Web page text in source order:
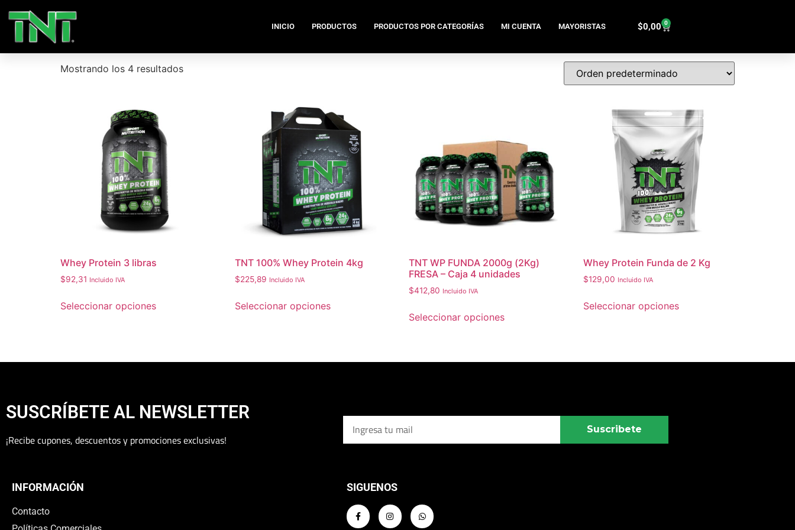
INICIO PRODUCTOS PRODUCTOS POR CATEGORÍAS MI CUENTA MAYORISTAS $0,00 0
Alimentacion
Mostrando los 4 resultados
Whey Protein 3 libras
$92,31 Incluido IVA
Seleccionar opciones
TNT 100% Whey Protein 4kg
$225,89 Incluido IVA
Seleccionar opciones
TNT WP FUNDA 2000g (2Kg)
FRESA – Caja 4 unidades
$412,80 Incluido IVA
Seleccionar opciones
Whey Protein Funda de 2 Kg
$129,00 Incluido IVA
Seleccionar opciones
SUSCRÍBETE AL NEWSLETTER
¡Recibe cupones, descuentos y promociones exclusivas!
Suscribete
INFORMACIÓN
Contacto
SIGUENOS